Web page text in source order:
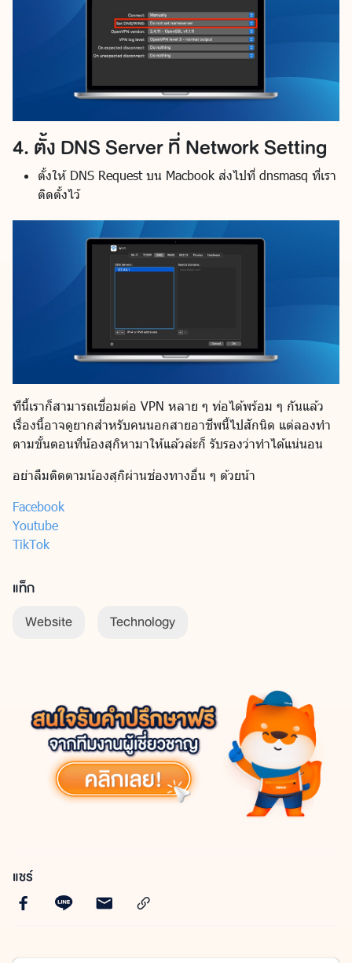
4. ตั้ง DNS Server ที่ Network Setting
ตั้งให้ DNS Request บน Macbook ส่งไปที่ dnsmasq ที่เรา
ติดตั้งไว้
ทีนี้เราก็สามารถเชื่อมต่อ VPN หลาย ๆ ท่อได้พร้อม ๆ กันแล้ว
เรื่องนี้อาจดูยากสำหรับคนนอกสายอาชีพนี้ไปสักนิด แต่ลองทำ
ตามขั้นตอนที่น้องสุกิหามาให้แล้วล่ะก็ รับรองว่าทำได้แน่นอน
อย่าลืมติดตามน้องสุกิผ่านช่องทางอื่น ๆ ด้วยน้า
Facebook
Youtube
TikTok
แท็ก
Website
Technology
แชร์